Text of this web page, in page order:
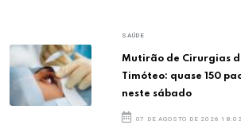
SAÚDE
Mutirão de Cirurgias
Timóteo: quase 150
neste sábado
07 DE AGOSTO DE 2026 18:02